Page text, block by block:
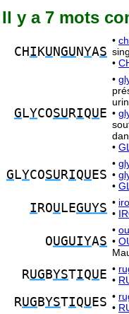
Il y a 7 mots
CH I KU NGU NYAS
•
•
G LYCOSU RIQU E
•
•
•
G LYCOSU RIQU ES
•
•
•
I ROU LEGUYS •
•
OUGUIYAS
•
•
RUG BYSTIQU E •
•
RUG BYSTIQU ES •
•